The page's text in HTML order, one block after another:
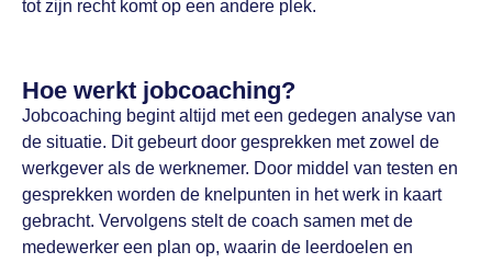
tot zijn recht komt op een andere plek.
Hoe werkt jobcoaching?
Jobcoaching begint altijd met een gedegen analyse van
de situatie. Dit gebeurt door gesprekken met zowel de
werkgever als de werknemer. Door middel van testen en
gesprekken worden de knelpunten in het werk in kaart
gebracht. Vervolgens stelt de coach samen met de
medewerker een plan op, waarin de leerdoelen en